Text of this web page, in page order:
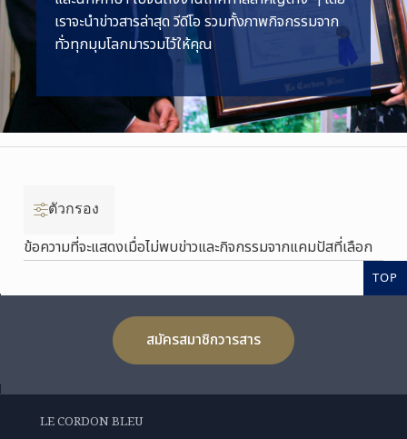
เราจะนำข่าวสารล่าสุด วีดีโอ รวมทั้งภาพกิจกรรมจาก
ทั่วทุกมุมโลกมารวมไว้ให้คุณ
ตัวกรอง
ข้อความที่จะแสดงเมื่อไม่พบข่าวและกิจกรรมจากแคมปัสที่เลือก
TOP
สมัครสมาชิกวารสาร
LE CORDON BLEU